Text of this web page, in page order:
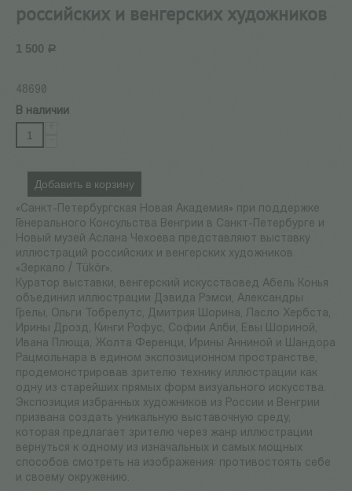
российских и венгерских художников
1 500 Р
48690
В наличии
Добавить в корзину
«Санкт-Петербургская Новая Академия» при поддержке
Генерального Консульства Венгрии в Санкт-Петербурге и
Новый музей Аслана Чехоева представляют выставку
иллюстраций российских и венгерских художников
«Зеркало / Tükör».
Куратор выставки, венгерский искусствовед Абель Конья
объединил иллюстрации Дэвида Рэмси, Александры
Грелы, Ольги Тобрелутс, Дмитрия Шорина, Ласло Хербста,
Ирины Дрозд, Кинги Рофус, Софии Алби, Евы Шориной,
Ивана Плюща, Жолта Ференци, Ирины Анниной и Шандора
Рацмольнара в едином экспозиционном пространстве,
продемонстрировав зрителю технику иллюстрации как
одну из старейших прямых форм визуального искусства.
Экспозиция избранных художников из России и Венгрии
призвана создать уникальную выставочную среду,
которая предлагает зрителю через жанр иллюстрации
вернуться к одному из изначальных и самых мощных
способов смотреть на изображения: противостоять себе
и своему окружению.